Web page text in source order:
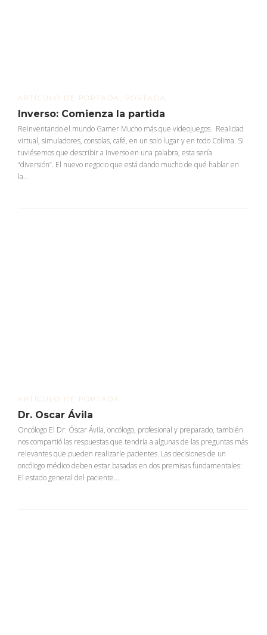
ARTÍCULO DE PORTADA PORTADA
Inverso: Comienza la partida
Reinventando el mundo Gamer Mucho más que videojuegos. Realidad
virtual, simuladores, consolas, café, en un solo lugar y en todo Colima. Si
tuviésemos que describir a Inverso en una palabra, esta sería
“diversión”. El nuevo negocio que está dando mucho de qué hablar en
la...
ARTÍCULO DE PORTADA
Dr. Oscar Ávila
Oncólogo El Dr. Óscar Ávila, oncólogo, profesional y preparado, también
nos compartió las respuestas que tendría a algunas de las preguntas más
relevantes que pueden realizarle pacientes. Las decisiones de un
oncólogo médico deben estar basadas en dos premisas fundamentales:
El estado general del paciente...